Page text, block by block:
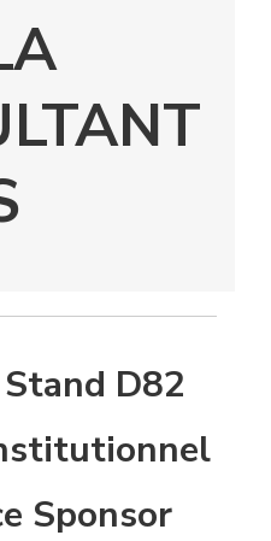
D82
Sponsor